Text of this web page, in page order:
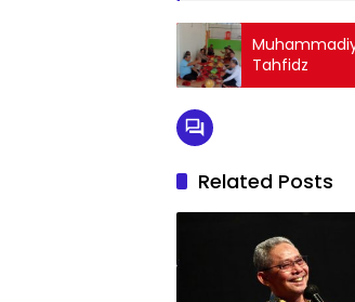
Tahfidz
Related Posts